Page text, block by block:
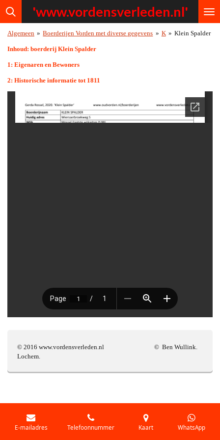
Ga
direct
de
hoofdinhoud
'www.vordensverleden.nl'
Algemeen » Boerderijen Vorden met diverse gegevens » K » Klein Spalder
Inhoud: boerderij Klein Spalder
1: Eigenaren en Bewoners
2: Historische informatie tot 1811
© 2016 www.vordensverleden.nl © Ben Wullink.
Lochem.
E-mailadres Telefoonnummer Kaart WhatsApp